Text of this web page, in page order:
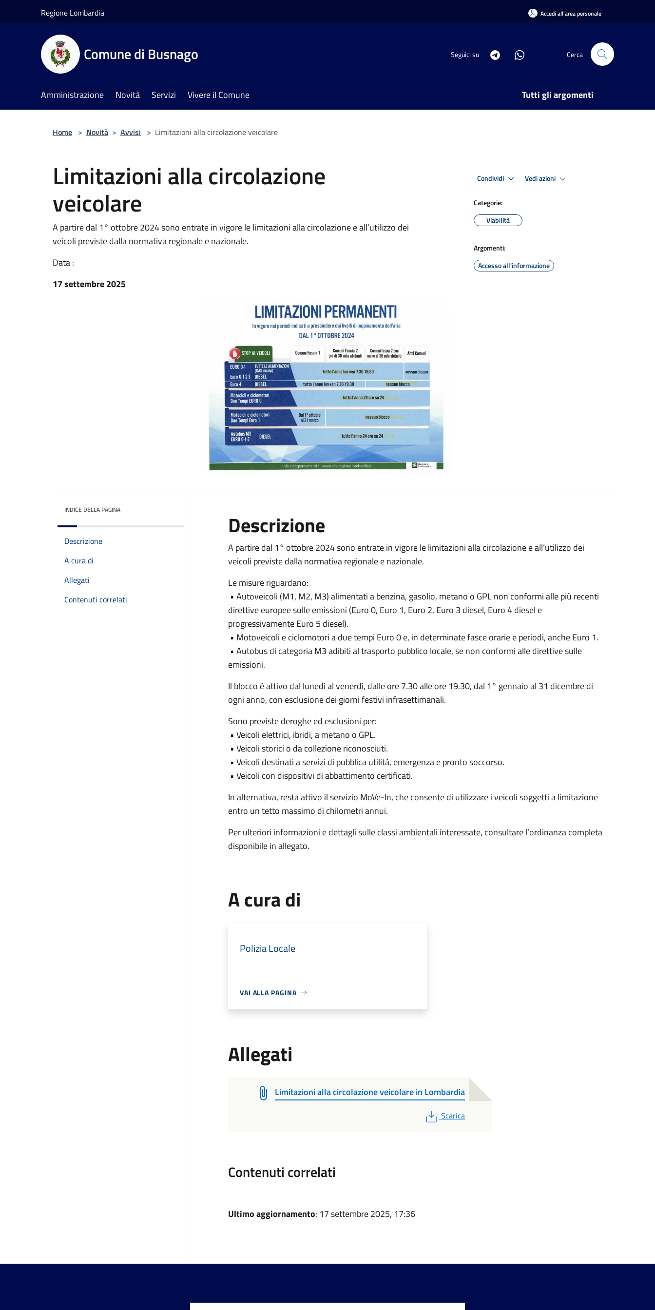
Regione Lombardia Accedi all'area personale
Comune di Busnago Seguici su Cerca
Amministrazione Novità Servizi Vivere il Comune Tutti gli argomenti
Home > Novità > Avvisi > Limitazioni alla circolazione veicolare
Limitazioni alla circolazione
veicolare
A partire dal 1° ottobre 2024 sono entrate in vigore le limitazioni alla circolazione e all’utilizzo dei
veicoli previste dalla normativa regionale e nazionale.
Data :
17 settembre 2025
Condividi Vedi azioni
Categorie:
Viabilità
Argomenti:
Accesso all'informazione
INDICE DELLA PAGINA
Descrizione
A cura di
Allegati
Contenuti correlati
Descrizione
A partire dal 1° ottobre 2024 sono entrate in vigore le limitazioni alla circolazione e all’utilizzo dei
veicoli previste dalla normativa regionale e nazionale.
Le misure riguardano:
• Autoveicoli (M1, M2, M3) alimentati a benzina, gasolio, metano o GPL non conformi alle più recenti
direttive europee sulle emissioni (Euro 0, Euro 1, Euro 2, Euro 3 diesel, Euro 4 diesel e
progressivamente Euro 5 diesel).
• Motoveicoli e ciclomotori a due tempi Euro 0 e, in determinate fasce orarie e periodi, anche Euro 1.
• Autobus di categoria M3 adibiti al trasporto pubblico locale, se non conformi alle direttive sulle
emissioni.
Il blocco è attivo dal lunedì al venerdì, dalle ore 7.30 alle ore 19.30, dal 1° gennaio al 31 dicembre di
ogni anno, con esclusione dei giorni festivi infrasettimanali.
Sono previste deroghe ed esclusioni per:
• Veicoli elettrici, ibridi, a metano o GPL.
• Veicoli storici o da collezione riconosciuti.
• Veicoli destinati a servizi di pubblica utilità, emergenza e pronto soccorso.
• Veicoli con dispositivi di abbattimento certificati.
In alternativa, resta attivo il servizio MoVe-In, che consente di utilizzare i veicoli soggetti a limitazione
entro un tetto massimo di chilometri annui.
Per ulteriori informazioni e dettagli sulle classi ambientali interessate, consultare l’ordinanza completa
disponibile in allegato.
A cura di
Polizia Locale
VAI ALLA PAGINA
Allegati
Limitazioni alla circolazione veicolare in Lombardia
PDF
Scarica
Contenuti correlati
Ultimo aggiornamento: 17 settembre 2025, 17:36